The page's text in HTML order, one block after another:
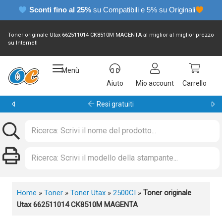
Sconti fino al 25% su Compatibili e 5% su Originali
Toner originale Utax 662511014 CK8510M MAGENTA al miglior al miglior prezzo
su Internet!
Menù
Aiuto
Mio account Carrello
Garanzia 24 mesi
Home » Toner » Toner Utax » 2500CI » Toner originale
Utax 662511014 CK8510M MAGENTA